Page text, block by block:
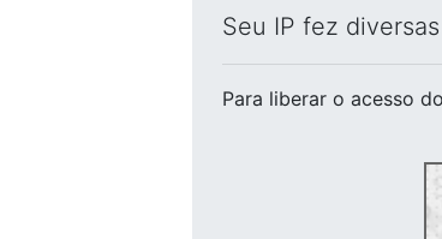
Seu IP fez
Para liberar o acesso